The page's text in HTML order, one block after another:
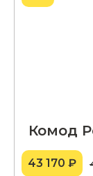
Комод
43 170 ₽